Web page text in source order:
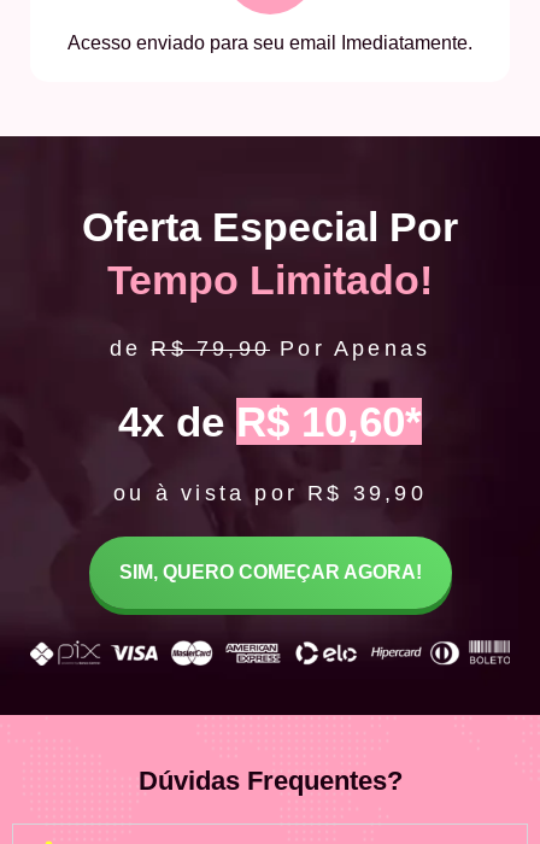
Acesso enviado para seu email Imediatamente.
Oferta Especial Por
Tempo Limitado!
deR$ 79,90 Por Apenas
4x de R$ 10,60*
ou à vista por R$ 39,90
SIM, QUERO COMEÇAR AGORA!
Dúvidas Frequentes?